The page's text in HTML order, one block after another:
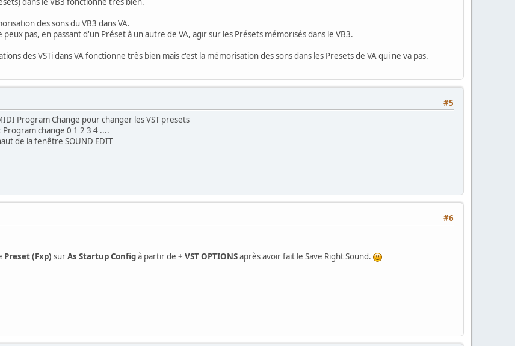
des sons du VB3 dans VA.
pas, en passant d'un Préset à un autre de VA, agir sur les Présets mémorisés dans le VB3.
des VSTi dans VA fonctionne très bien mais c'est la mémorisation des sons dans les Presets de VA qui ne va pas.
#5
Program Change pour changer les VST presets
Program change 0 1 2 3 4 ....
de la fenêtre SOUND EDIT
#6
Preset (Fxp) surAs Startup Configà partir de + VST OPTIONSaprès avoir fait le Save Right Sound.